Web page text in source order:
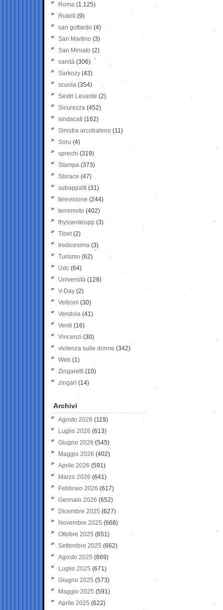
Roma (1.125)
Rutelli (9)
san gottardo (4)
San Martino (3)
San Miniato (2)
sanità (306)
Sarkozy (43)
scuola (354)
Sestri Levante (2)
Sicurezza (452)
sindacati (162)
Sinistra arcobaleno (11)
Soru (4)
sprechi (319)
Stampa (373)
Storace (47)
subappalti (31)
televisione(244)
terremoto (402)
thyssenkrupp (3)
Tibet(2)
tredicesima (3)
Turismo (62)
Udc (64)
Università (128)
V-Day (2)
Veltroni (30)
Vendola (41)
Verdi (16)
Vincenzi (30)
violenza sulle donne (342)
Web (1)
Zingaretti (10)
zingari (14)
Archivi
Agosto 2026 (119)
Luglio 2026 (613)
Giugno 2026 (545)
Maggio 2026 (402)
Aprile 2026 (591)
Marzo 2026 (641)
Febbraio 2026 (617)
Gennaio 2026 (652)
Dicembre 2025 (627)
Novembre 2025 (668)
Ottobre 2025 (651)
Settembre 2025 (662)
Agosto 2025 (669)
Luglio 2025 (671)
Giugno 2025 (573)
Maggio 2025 (591)
Aprile 2025 (622)